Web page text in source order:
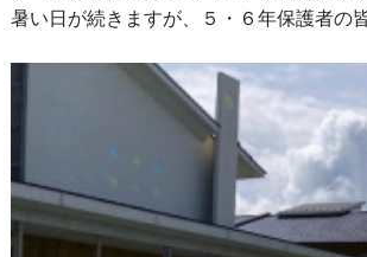
暑い日が続きますが、５・６年保護者の